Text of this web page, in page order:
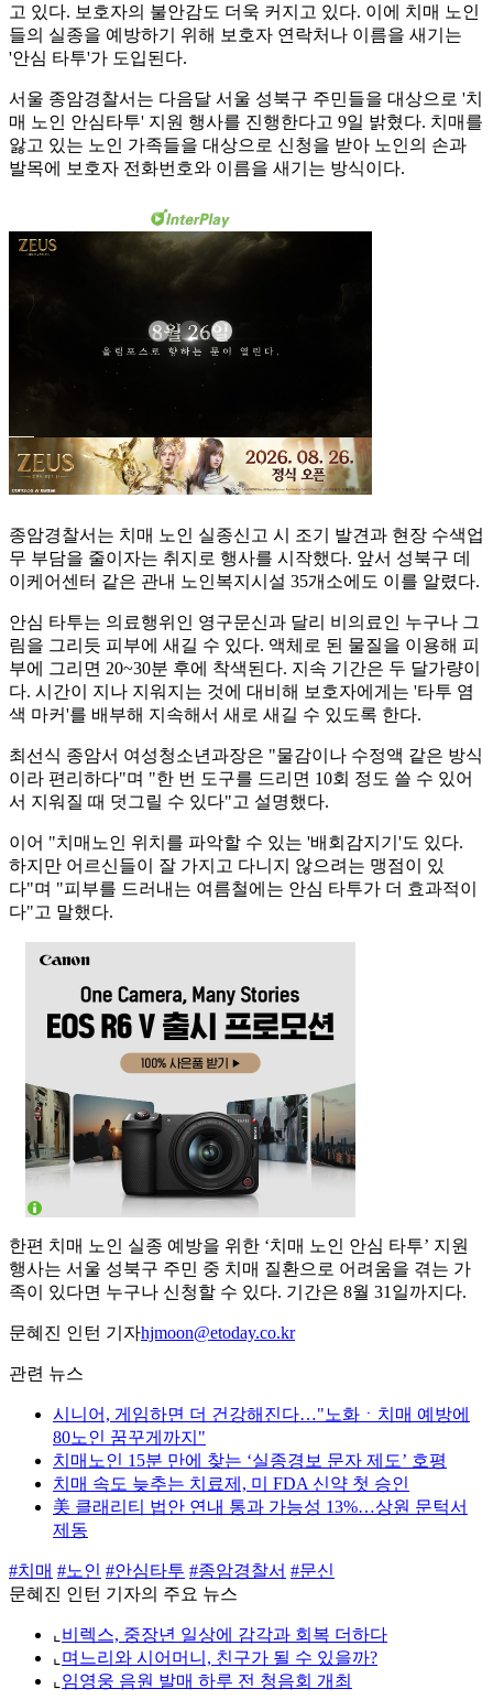
고 있다. 보호자의 불안감도 더욱 커지고 있다. 이에 치매 노인
들의 실종을 예방하기 위해 보호자 연락처나 이름을 새기는
'안심 타투'가 도입된다.
서울 종암경찰서는 다음달 서울 성북구 주민들을 대상으로 '치
매 노인 안심타투' 지원 행사를 진행한다고 9일 밝혔다. 치매를
앓고 있는 노인 가족들을 대상으로 신청을 받아 노인의 손과
발목에 보호자 전화번호와 이름을 새기는 방식이다.
종암경찰서는 치매 노인 실종신고 시 조기 발견과 현장 수색업
무 부담을 줄이자는 취지로 행사를 시작했다. 앞서 성북구 데
이케어센터 같은 관내 노인복지시설 35개소에도 이를 알렸다.
안심 타투는 의료행위인 영구문신과 달리 비의료인 누구나 그
림을 그리듯 피부에 새길 수 있다. 액체로 된 물질을 이용해 피
부에 그리면 20~30분 후에 착색된다. 지속 기간은 두 달가량이
다. 시간이 지나 지워지는 것에 대비해 보호자에게는 '타투 염
색 마커'를 배부해 지속해서 새로 새길 수 있도록 한다.
최선식 종암서 여성청소년과장은 "물감이나 수정액 같은 방식
이라 편리하다"며 "한 번 도구를 드리면 10회 정도 쓸 수 있어
서 지워질 때 덧그릴 수 있다"고 설명했다.
이어 "치매노인 위치를 파악할 수 있는 '배회감지기'도 있다.
하지만 어르신들이 잘 가지고 다니지 않으려는 맹점이 있
다"며 "피부를 드러내는 여름철에는 안심 타투가 더 효과적이
다"고 말했다.
한편 치매 노인 실종 예방을 위한 ‘치매 노인 안심 타투’ 지원
행사는 서울 성북구 주민 중 치매 질환으로 어려움을 겪는 가
족이 있다면 누구나 신청할 수 있다. 기간은 8월 31일까지다.
문혜진 인턴 기자hjmoon@etoday.co.kr
관련 뉴스
시니어, 게임하면 더 건강해진다…"노화ㆍ치매 예방에
80노인 꿈꾸게까지"
치매노인 15분 만에 찾는 ‘실종경보 문자 제도’ 호평
치매 속도 늦추는 치료제, 미 FDA 신약 첫 승인
美 클래리티 법안 연내 통과 가능성 13%…상원 문턱서
제동
#치매 #노인 #안심타투 #종암경찰서 #문신
문혜진 인턴 기자의 주요 뉴스
⌞ 비렉스, 중장년 일상에 감각과 회복 더하다
⌞ 며느리와 시어머니, 친구가 될 수 있을까?
⌞ 임영웅 음원 발매 하루 전 청음회 개최